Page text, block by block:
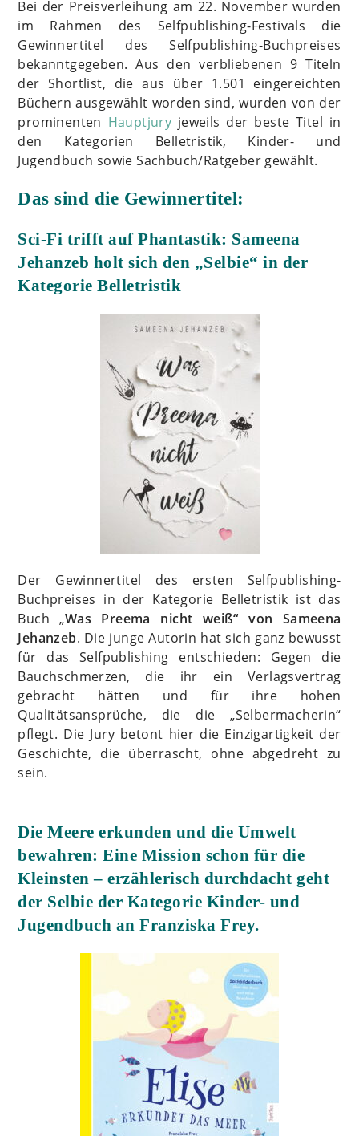
Bei der Preisverleihung am 22. November wurden
im Rahmen des Selfpublishing-Festivals die
Gewinnertitel des Selfpublishing-Buchpreises
bekanntgegeben. Aus den verbliebenen 9 Titeln
der Shortlist, die aus über 1.501 eingereichten
Büchern ausgewählt worden sind, wurden von der
prominenten Hauptjury jeweils der beste Titel in
den Kategorien Belletristik, Kinder- und
Jugendbuch sowie Sachbuch/Ratgeber gewählt.
Das sind die Gewinnertitel:
Sci-Fi trifft auf Phantastik: Sameena
Jehanzeb holt sich den „Selbie“ in der
Kategorie Belletristik
Der Gewinnertitel des ersten Selfpublishing-
Buchpreises in der Kategorie Belletristik ist das
Buch „Was Preema nicht weiß“ von Sameena
Jehanzeb. Die junge Autorin hat sich ganz bewusst
für das Selfpublishing entschieden: Gegen die
Bauchschmerzen, die ihr ein Verlagsvertrag
gebracht hätten und für ihre hohen
Qualitätsansprüche, die die „Selbermacherin“
pflegt. Die Jury betont hier die Einzigartigkeit der
Geschichte, die überrascht, ohne abgedreht zu
sein.
Die Meere erkunden und die Umwelt
bewahren: Eine Mission schon für die
Kleinsten – erzählerisch durchdacht geht
der Selbie der Kategorie Kinder- und
Jugendbuch an Franziska Frey.